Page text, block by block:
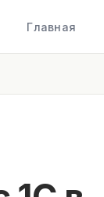
Главная